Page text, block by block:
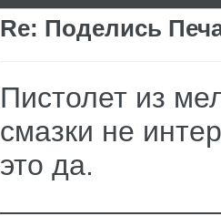
Re: Поделись
Пистолет из
смазки не
это да.